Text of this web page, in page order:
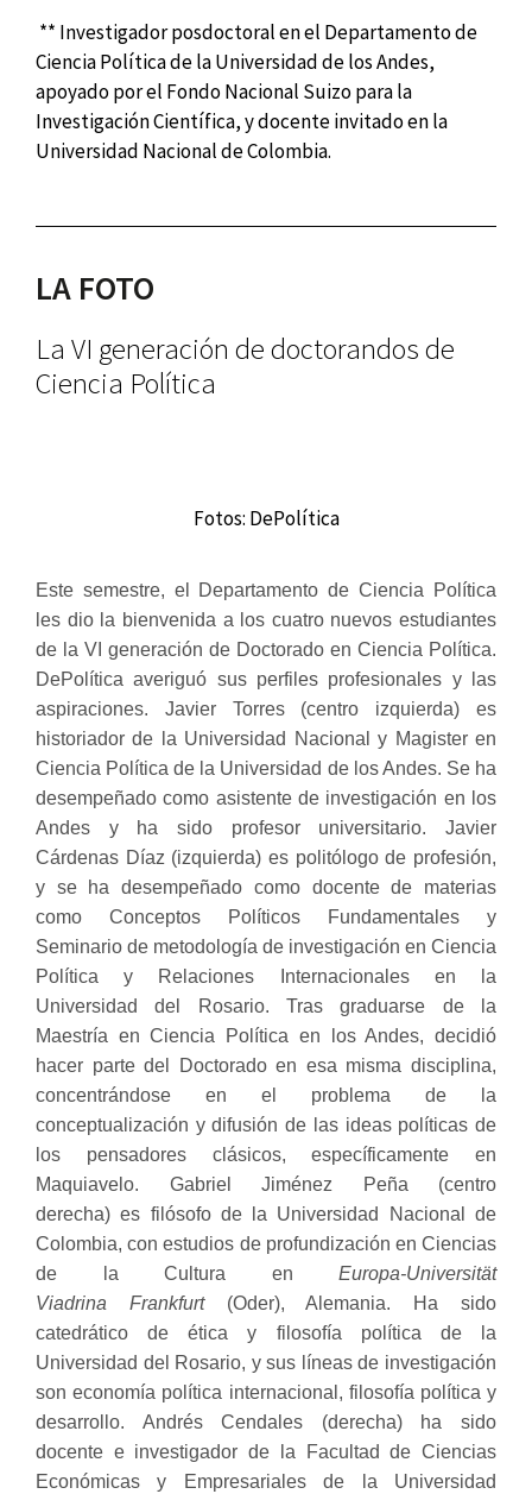
** Investigador posdoctoral en el Departamento de
Ciencia Política de la Universidad de los Andes,
apoyado por el Fondo Nacional Suizo para la
Investigación Científica, y docente invitado en la
Universidad Nacional de Colombia.
LA FOTO
La VI generación de doctorandos de
Ciencia Política
Fotos: DePolítica
Este semestre, el Departamento de Ciencia Política
les dio la bienvenida a los cuatro nuevos estudiantes
de la VI generación de Doctorado en Ciencia Política.
DePolítica averiguó sus perfiles profesionales y las
aspiraciones. Javier Torres (centro izquierda) es
historiador de la Universidad Nacional y Magister en
Ciencia Política de la Universidad de los Andes. Se ha
desempeñado como asistente de investigación en los
Andes y ha sido profesor universitario. Javier
Cárdenas Díaz (izquierda) es politólogo de profesión,
y se ha desempeñado como docente de materias
como Conceptos Políticos Fundamentales y
Seminario de metodología de investigación en Ciencia
Política y Relaciones Internacionales en la
Universidad del Rosario. Tras graduarse de la
Maestría en Ciencia Política en los Andes, decidió
hacer parte del Doctorado en esa misma disciplina,
concentrándose en el problema de la
conceptualización y difusión de las ideas políticas de
los pensadores clásicos, específicamente en
Maquiavelo. Gabriel Jiménez Peña (centro
derecha) es filósofo de la Universidad Nacional de
Colombia, con estudios de profundización en Ciencias
de la Cultura en Europa-Universität
Viadrina Frankfurt(Oder), Alemania. Ha sido
catedrático de ética y filosofía política de la
Universidad del Rosario, y sus líneas de investigación
son economía política internacional, filosofía política y
desarrollo. Andrés Cendales (derecha) ha sido
docente e investigador de la Facultad de Ciencias
Económicas y Empresariales de la Universidad